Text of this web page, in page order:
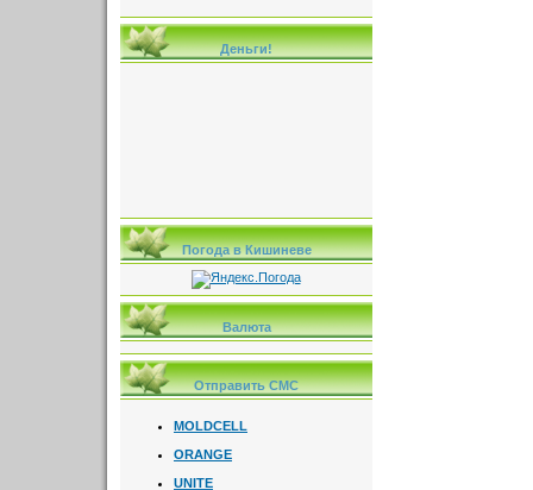
Деньги!
Погода в Кишиневе
Валюта
Отправить СМС
MOLDCELL
ORANGE
UNITE